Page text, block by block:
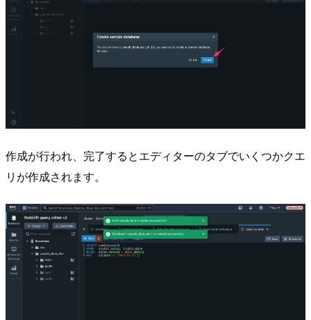
作成が行われ、完了するとエディターのタブでいくつかクエ
リが作成されます。